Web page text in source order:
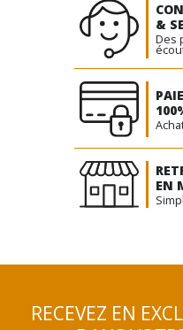
&
Des
EN
RECEVEZ EN